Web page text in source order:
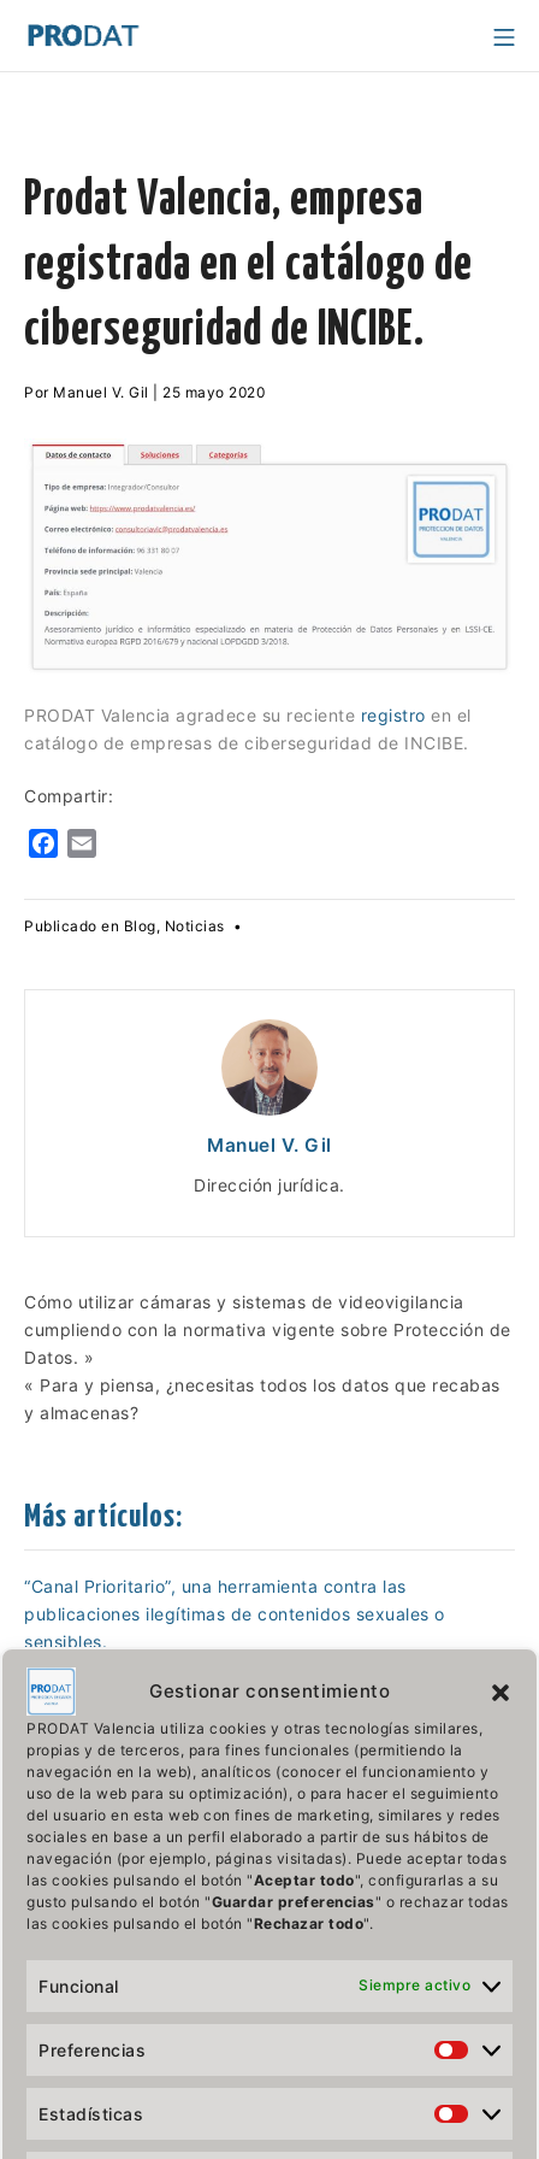
Gestionar consentimiento
PRODAT Valencia utiliza cookies y otras tecnologías similares,
propias y de terceros, para fines funcionales (permitiendo la
navegación en la web), analíticos (conocer el funcionamiento y
uso de la web para su optimización), o para hacer el seguimiento
del usuario en esta web con fines de marketing, similares y redes
sociales en base a un perfil elaborado a partir de sus hábitos de
navegación (por ejemplo, páginas visitadas). Puede aceptar todas
las cookies pulsando el botón "Aceptar todo", configurarlas a su
gusto pulsando el botón "Guardar preferencias" o rechazar todas
las cookies pulsando el botón "Rechazar todo".
Funcional Siempre activo
Preferencias
Estadísticas
contenido
PRODAT Valencia
Prodat Valencia, empresa
registrada en el catálogo de
ciberseguridad de INCIBE.
Por Manuel V. Gil 25 mayo 202017
PRODAT Valencia agradece su reciente registro en el
catálogo de empresas de ciberseguridad de INCIBE.
Compartir:
c
e
o
a
i
Publicado en Blog, Noticias •
Manuel V. Gil
Dirección jurídica.
Navegación
de
Cómo utilizar cámaras y sistemas de videovigilancia
cumpliendo con la normativa vigente sobre Protección de
Datos. »
« Para y piensa, ¿necesitas todos los datos que recabas
y almacenas?
Más artículos:
“Canal Prioritario”, una herramienta contra las
publicaciones ilegítimas de contenidos sexuales o
sensibles.
Tratamiento de categorías especiales de datos.
El consentimiento como base legitimadora de tratamiento.
Principios relativos al tratamiento. Exactitud de los datos
personales.
Ámbito de aplicación y supuestos en los no se aplica la
normativa.
CONSTITUCIÓN
Cámara